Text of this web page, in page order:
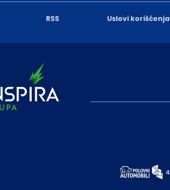
RSS Uslovi korišćenja